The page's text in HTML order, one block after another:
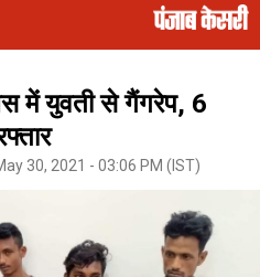
में युवती से गैंगरेप, 6
30, 2021 - 03:06 PM (IST)